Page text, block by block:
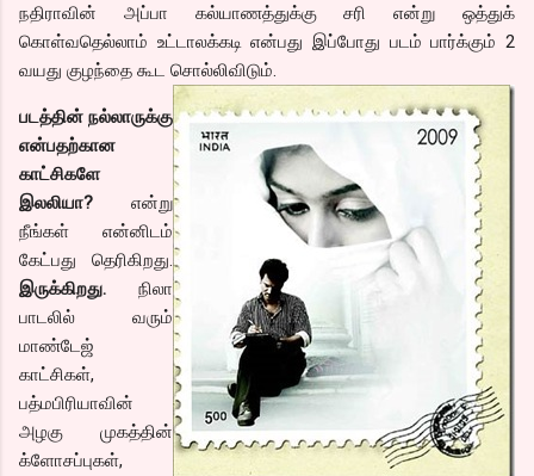
நதிராவின் அப்பா கல்யாணத்துக்கு சரி என்று ஒத்துக்
கொள்வதெல்லாம் உட்டாலக்கடி என்பது இப்போது படம் பார்க்கும் 2
வயது குழந்தை கூட சொல்லிவிடும்.
படத்தின் நல்லாருக்கு
என்பதற்கான
காட்சிகளே
இலலியா? என்று
நீங்கள் என்னிடம்
கேட்பது தெரிகிறது.
இருக்கிறது. நிலா
பாடலில் வரும்
மாண்டேஜ்
காட்சிகள்,
பத்மபிரியாவின்
அழகு முகத்தின்
க்ளோசப்புகள்,